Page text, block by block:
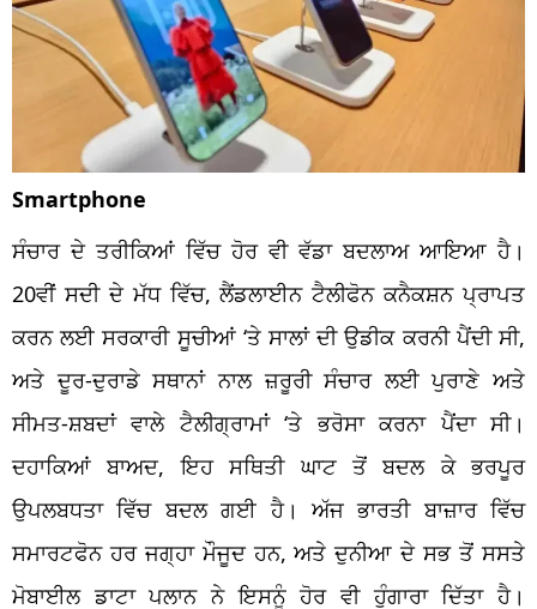
Smartphone
ਸੰਚਾਰ ਦੇ ਤਰੀਕਿਆਂ ਵਿੱਚ ਹੋਰ ਵੀ ਵੱਡਾ ਬਦਲਾਅ ਆਇਆ ਹੈ।
20ਵੀਂ ਸਦੀ ਦੇ ਮੱਧ ਵਿੱਚ, ਲੈਂਡਲਾਈਨ ਟੈਲੀਫੋਨ ਕਨੈਕਸ਼ਨ ਪ੍ਰਾਪਤ
ਕਰਨ ਲਈ ਸਰਕਾਰੀ ਸੂਚੀਆਂ ‘ਤੇ ਸਾਲਾਂ ਦੀ ਉਡੀਕ ਕਰਨੀ ਪੈਂਦੀ ਸੀ,
ਅਤੇ ਦੂਰ-ਦੁਰਾਡੇ ਸਥਾਨਾਂ ਨਾਲ ਜ਼ਰੂਰੀ ਸੰਚਾਰ ਲਈ ਪੁਰਾਣੇ ਅਤੇ
ਸੀਮਤ-ਸ਼ਬਦਾਂ ਵਾਲੇ ਟੈਲੀਗ੍ਰਾਮਾਂ ‘ਤੇ ਭਰੋਸਾ ਕਰਨਾ ਪੈਂਦਾ ਸੀ।
ਦਹਾਕਿਆਂ ਬਾਅਦ, ਇਹ ਸਥਿਤੀ ਘਾਟ ਤੋਂ ਬਦਲ ਕੇ ਭਰਪੂਰ
ਉਪਲਬਧਤਾ ਵਿੱਚ ਬਦਲ ਗਈ ਹੈ। ਅੱਜ ਭਾਰਤੀ ਬਾਜ਼ਾਰ ਵਿੱਚ
ਸਮਾਰਟਫੋਨ ਹਰ ਜਗ੍ਹਾ ਮੌਜੂਦ ਹਨ, ਅਤੇ ਦੁਨੀਆ ਦੇ ਸਭ ਤੋਂ ਸਸਤੇ
ਮੋਬਾਈਲ ਡਾਟਾ ਪਲਾਨ ਨੇ ਇਸਨੂੰ ਹੋਰ ਵੀ ਹੁੰਗਾਰਾ ਦਿੱਤਾ ਹੈ।